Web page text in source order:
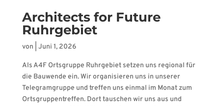
Architects for Future
Ruhrgebiet
von Juni 1, 2026
Als A4F Ortsgruppe Ruhrgebiet setzen uns regional für
die Bauwende ein. Wir organisieren uns in unserer
Telegramgruppe und treffen uns einmal im Monat zum
Ortsgruppentreffen. Dort tauschen wir uns aus und